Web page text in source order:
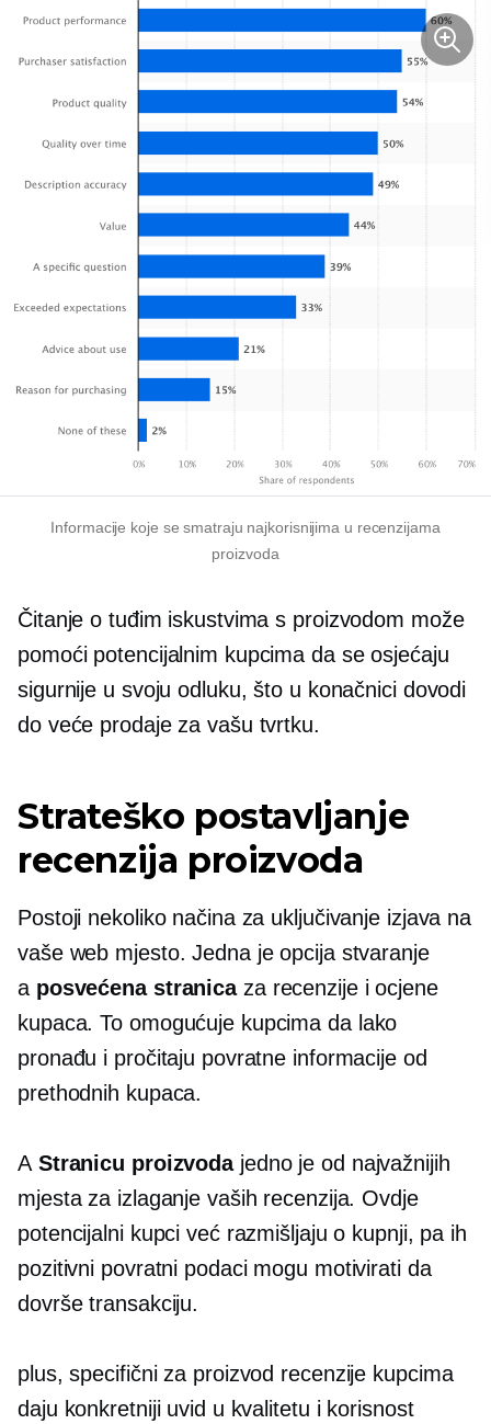
Informacije koje se smatraju najkorisnijima u recenzijama
proizvoda
Čitanje o tuđim iskustvima s proizvodom može
pomoći potencijalnim kupcima da se osjećaju
sigurnije u svoju odluku, što u konačnici dovodi
do veće prodaje za vašu tvrtku.
Strateško postavljanje
recenzija proizvoda
Postoji nekoliko načina za uključivanje izjava na
vaše web mjesto. Jedna je opcija stvaranje
a posvećena stranicaza recenzije i ocjene
kupaca. To omogućuje kupcima da lako
pronađu i pročitaju povratne informacije od
prethodnih kupaca.
A Stranicu proizvodajedno je od najvažnijih
mjesta za izlaganje vaših recenzija. Ovdje
potencijalni kupci već razmišljaju o kupnji, pa ih
pozitivni povratni podaci mogu motivirati da
dovrše transakciju.
plus,specifični za proizvod recenzije kupcima
daju konkretniji uvid u kvalitetu i korisnost